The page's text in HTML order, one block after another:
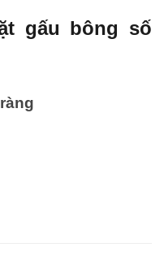
gấu bông số